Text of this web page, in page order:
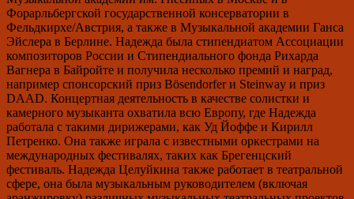
Форарльбергской государственной консерватории в
Фельдкирхе/Австрия, а также в Музыкальной академии Ганса
Эйслера в Берлине. Надежда была стипендиатом Ассоциации
композиторов России и Стипендиального фонда Рихарда
Вагнера в Байройте и получила несколько премий и наград,
например спонсорский приз Bösendorfer и Steinway и приз
DAAD. Концертная деятельность в качестве солистки и
камерного музыканта охватила всю Европу, где Надежда
работала с такими дирижерами, как Уд Йоффе и Кирилл
Петренко. Она также играла с известными оркестрами на
международных фестивалях, таких как Брегенцский
фестиваль. Надежда Целуйкина также работает в театральной
сфере, она была музыкальным руководителем (включая